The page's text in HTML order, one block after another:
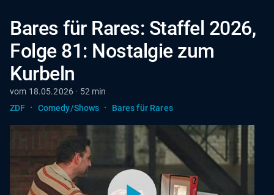
Bares für Rares: Staffel 2026,
Folge 81: Nostalgie zum
Kurbeln
vom 18.05.2026 · 52 min
ZDF · Comedy/Shows · Bares für Rares